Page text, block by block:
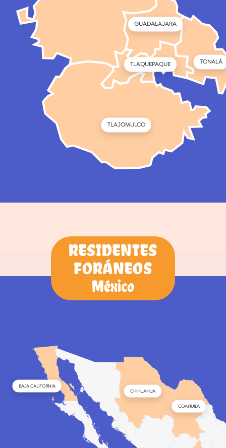
GUADALAJARA
TONALÁ
TLAQUEPAQUE
TLAJOMULCO
RESIDENTES
FORÁNEOS
México
BAJA CALIFORNIA
CHIHUAHUA
COAHUILA